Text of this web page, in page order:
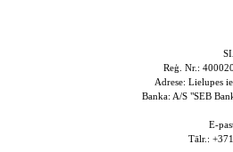
Reģ. Nr.:
Adrese: Lielupes
Banka: A/S "SEB
E-
Tālr.: